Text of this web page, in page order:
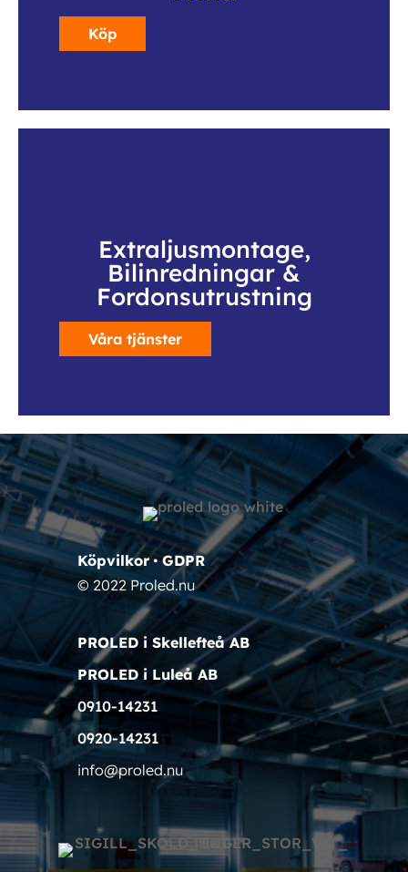
Köp
Extraljusmontage,
Bilinredningar &
Fordonsutrustning
Våra tjänster
Köpvilkor•GDPR
© 2022 Proled.nu
PROLED i Skellefteå AB
PROLED i Luleå AB
0910-14231
0920-14231
info@proled.nu